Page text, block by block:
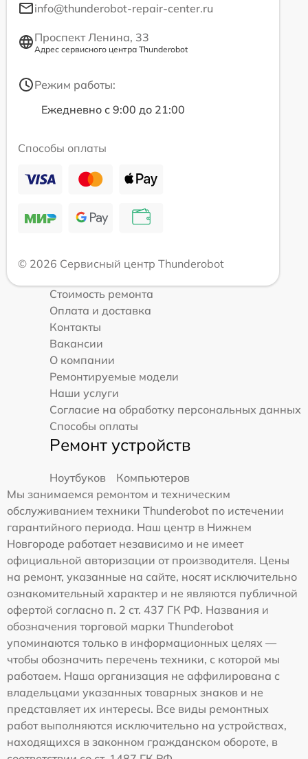
info@thunderobot-repair-center.ru
Проспект Ленина, 33
Адрес сервисного центра Thunderobot
Режим работы:
Ежедневно с 9:00 до 21:00
Способы оплаты
© 2026 Сервисный центр Thunderobot
Стоимость ремонта
Оплата и доставка
Контакты
Вакансии
О компании
Ремонтируемые модели
Наши услуги
Согласие на обработку персональных данных
Способы оплаты
Ремонт устройств
Ноутбуков
Компьютеров
Мы занимаемся ремонтом и техническим
обслуживанием техники Thunderobot по истечении
гарантийного периода. Наш центр в Нижнем
Новгороде работает независимо и не имеет
официальной авторизации от производителя. Цены
на ремонт, указанные на сайте, носят исключительно
ознакомительный характер и не являются публичной
офертой согласно п. 2 ст. 437 ГК РФ. Названия и
обозначения торговой марки Thunderobot
упоминаются только в информационных целях —
чтобы обозначить перечень техники, с которой мы
работаем. Наша организация не аффилирована с
владельцами указанных товарных знаков и не
представляет их интересы. Все виды ремонтных
работ выполняются исключительно на устройствах,
находящихся в законном гражданском обороте, в